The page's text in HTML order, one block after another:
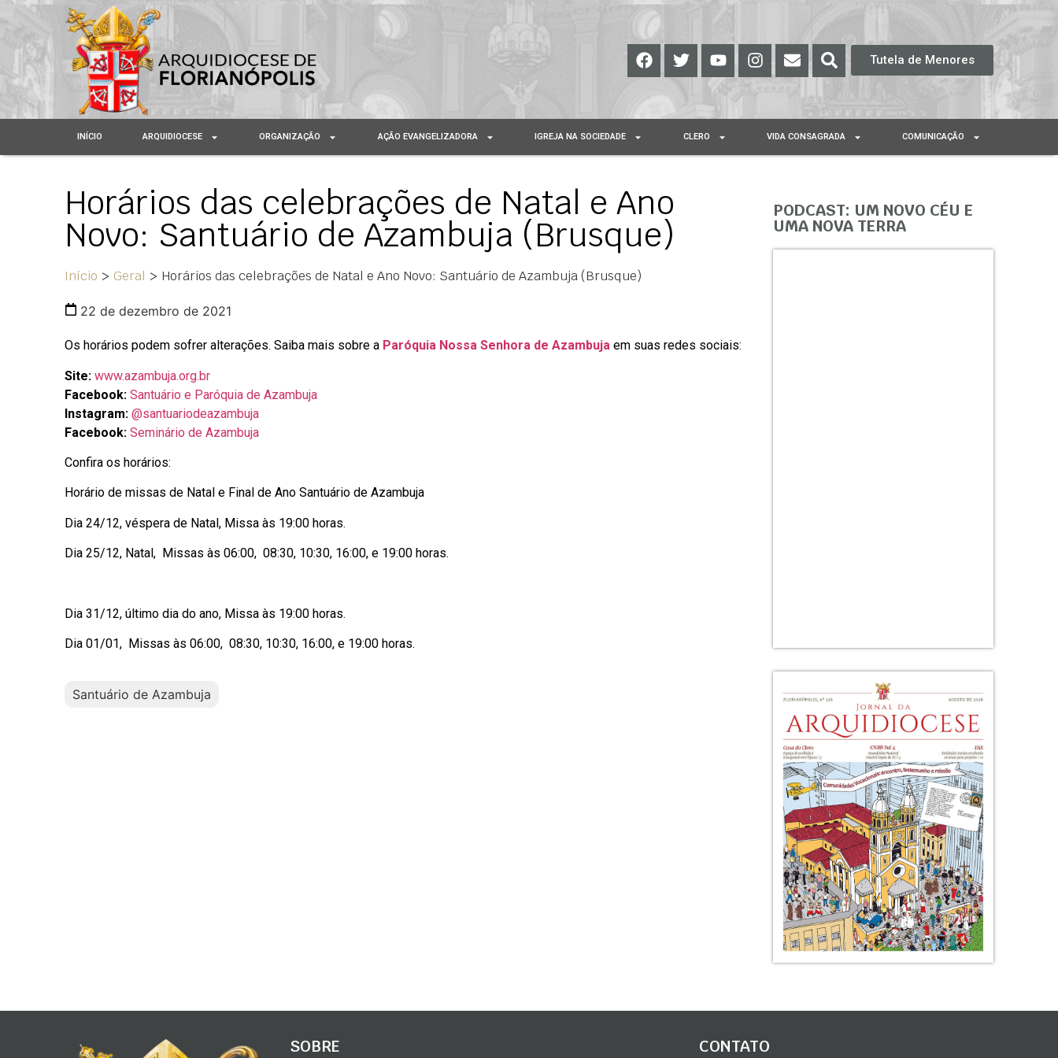
Tutela de Menores
INÍCIO ARQUIDIOCESE ORGANIZAÇÃO AÇÃO EVANGELIZADORA IGREJA NA SOCIEDADE CLERO VIDA CONSAGRADA COMUNICAÇÃO
Horários das celebrações de Natal e Ano
Novo: Santuário de Azambuja (Brusque)
Início > Geral > Horários das celebrações de Natal e Ano Novo: Santuário de Azambuja (Brusque)
22 de dezembro de 2021
Os horários podem sofrer alterações. Saiba mais sobre a Paróquia Nossa Senhora de Azambuja em suas redes sociais:
Site: www.azambuja.org.br
Facebook: Santuário e Paróquia de Azambuja
Instagram: @santuariodeazambuja
Facebook: Seminário de Azambuja
Confira os horários:
Horário de missas de Natal e Final de Ano Santuário de Azambuja
Dia 24/12, véspera de Natal, Missa às 19:00 horas.
Dia 25/12, Natal, Missas às 06:00, 08:30, 10:30, 16:00, e 19:00 horas.
Dia 31/12, último dia do ano, Missa às 19:00 horas.
Dia 01/01, Missas às 06:00, 08:30, 10:30, 16:00, e 19:00 horas.
Santuário de Azambuja
PODCAST: UM NOVO CÉU E
UMA NOVA TERRA
SOBRE CONTATO